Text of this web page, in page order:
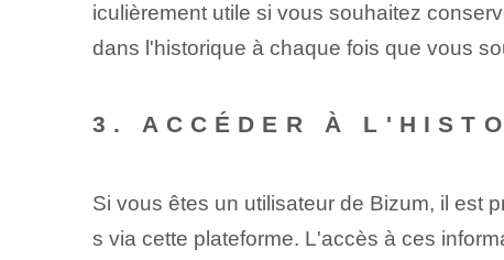
iculièrement utile si vous souhaitez
dans l'historique à chaque fois que vous
3. ACCÉDER À
Si vous êtes un utilisateur de Bizum, il est
s via cette plateforme. L'accès à ces